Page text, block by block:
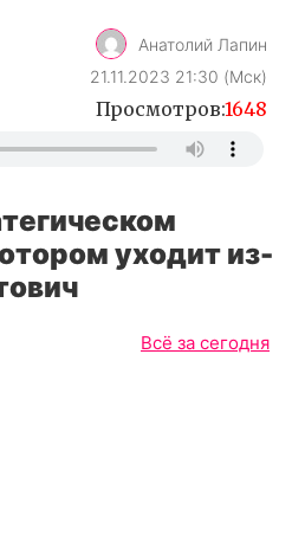
Анатолий Лапин
21.11.2023 21:30 (Мск)
Просмотров:1648
уходит из-
Всё за сегодня